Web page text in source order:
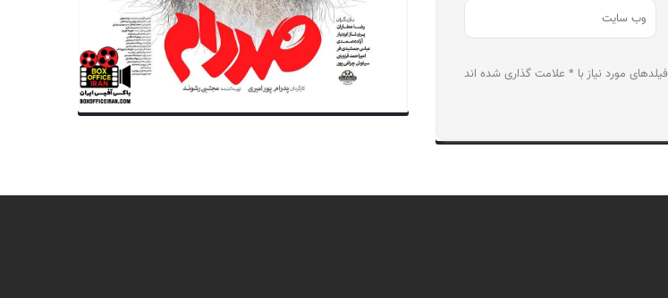
فیلدهای مورد نیاز با * علامت گذاری شده اند